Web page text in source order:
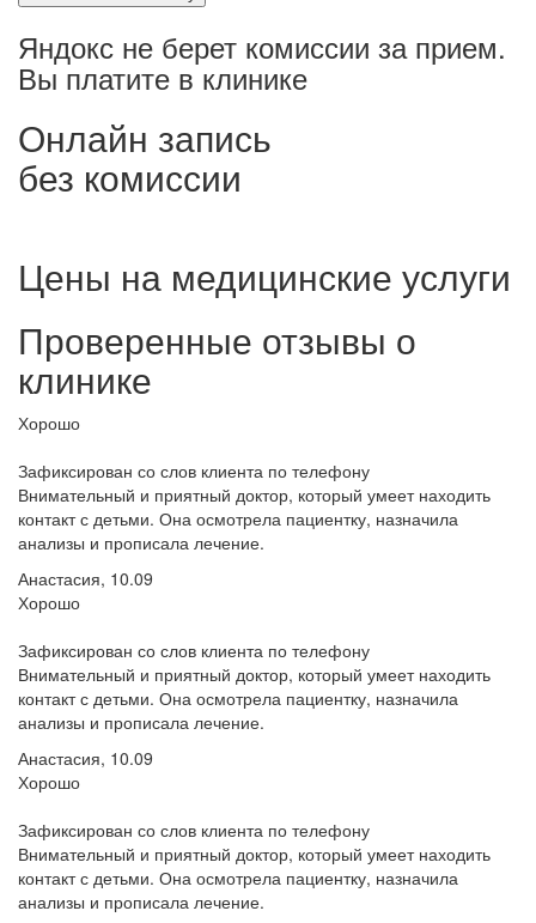
Яндокс не берет комиссии за прием.
Вы платите в клинике
Онлайн запись
без комиссии
Цены на медицинские услуги
Проверенные отзывы о
клинике
Хорошо
Зафиксирован со слов клиента по телефону
Внимательный и приятный доктор, который умеет находить
контакт с детьми. Она осмотрела пациентку, назначила
анализы и прописала лечение.
Анастасия, 10.09
Хорошо
Зафиксирован со слов клиента по телефону
Внимательный и приятный доктор, который умеет находить
контакт с детьми. Она осмотрела пациентку, назначила
анализы и прописала лечение.
Анастасия, 10.09
Хорошо
Зафиксирован со слов клиента по телефону
Внимательный и приятный доктор, который умеет находить
контакт с детьми. Она осмотрела пациентку, назначила
анализы и прописала лечение.